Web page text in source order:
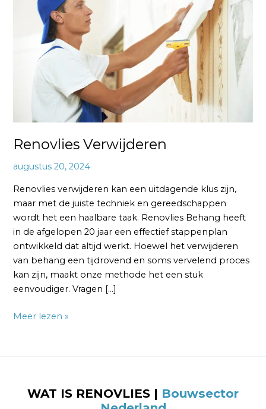
Renovlies Verwijderen
augustus 20, 2024
Renovlies verwijderen kan een uitdagende klus zijn,
maar met de juiste techniek en gereedschappen
wordt het een haalbare taak. Renovlies Behang heeft
in de afgelopen 20 jaar een effectief stappenplan
ontwikkeld dat altijd werkt. Hoewel het verwijderen
van behang een tijdrovend en soms vervelend proces
kan zijn, maakt onze methode het een stuk
eenvoudiger. Vragen […]
Meer lezen »
WAT IS RENOVLIES | Bouwsector